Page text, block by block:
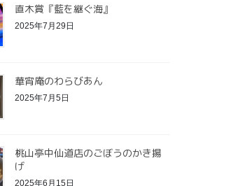
直木賞『藍を継ぐ海』
2025年7月29日
華宵庵のわらびあん
2025年7月5日
桃山亭中仙道店のごぼうのかき揚
げ
2025年6月15日